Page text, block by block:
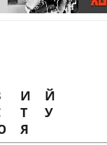
И
Й
Т
У
Я